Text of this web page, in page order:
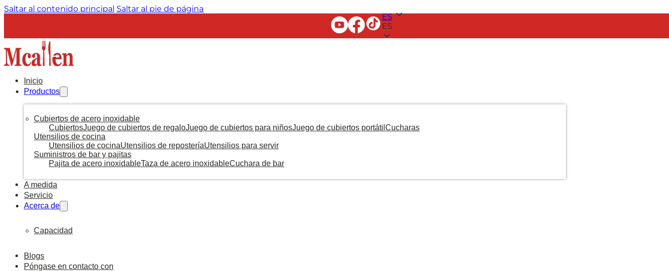
Saltar al contenido principal Saltar al pie de página
ES
ES
Inicio
Productos
Cubiertos de acero inoxidable
CubiertosJuego de cubiertos de regaloJuego de cubiertos para niñosJuego de cubiertos portátil Cucharas
Utensilios de cocina
Utensilios de cocinaUtensilios de reposteríaUtensilios para servir
Suministros de bar y pajitas
Pajita de acero inoxidableTaza de acero inoxidableCuchara de bar
A medida
Servicio
Acerca de
Capacidad
Blogs
Póngase en contacto con